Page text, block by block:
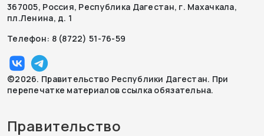
367005, Россия, Республика Дагестан, г. Махачкала,
пл.Ленина, д. 1
Телефон: 8 (8722) 51-76-59
©2026. Правительство Республики Дагестан. При
перепечатке материалов ссылка обязательна.
Правительство